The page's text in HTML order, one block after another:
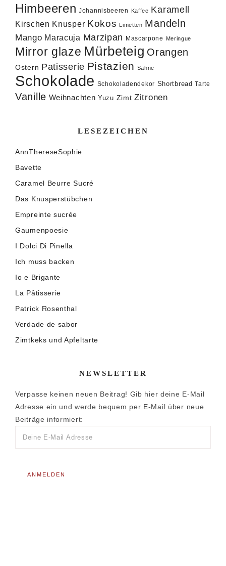
Himbeeren Johannisbeeren Kaffee Karamell
Kirschen Knusper Kokos Limetten Mandeln
Mango Maracuja Marzipan Mascarpone Meringue
Mirror glaze Mürbeteig Orangen
Ostern Patisserie Pistazien Sahne
Schokolade Schokoladendekor Shortbread Tarte
Vanille Weihnachten Yuzu Zimt Zitronen
LESEZEICHEN
AnnThereseSophie
Bavette
Caramel Beurre Sucré
Das Knusperstübchen
Empreinte sucrée
Gaumenpoesie
I Dolci Di Pinella
Ich muss backen
Io e Brigante
La Pâtisserie
Patrick Rosenthal
Verdade de sabor
Zimtkeks und Apfeltarte
NEWSLETTER
Verpasse keinen neuen Beitrag! Gib hier deine E-Mail
Adresse ein und werde bequem per E-Mail über neue
Beiträge informiert: